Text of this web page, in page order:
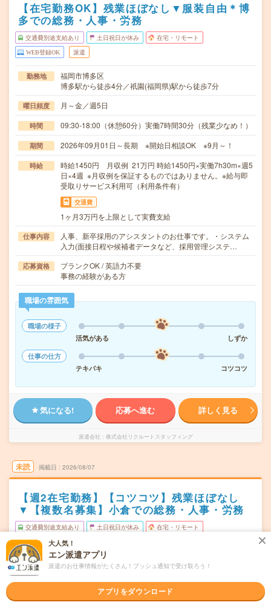
【在宅勤務OK】残業ほぼなし▼服装自由＊博
多での総務・人事・労務
交通費別途支給あり 土日祝日が休み 在宅・リモート
WEB登録OK 派遣
勤務地
福岡市博多区
博多駅から徒歩4分／祇園(福岡県)駅から徒歩7分
曜日頻度 月～金／週5日
時間 09:30-18:00（休憩60分）実働7時間30分（残業少なめ！）
期間 2026年09月01日～長期 ※開始日相談OK ※9月～！
時給
時給1450円 月収例 21万円 時給1450円×実働7h30m×週5
日×4週 ※月収例を保証するものではありません。※給与即
受取りサービス利用可（利用条件有）
交通費
1ヶ月3万円を上限として実費支給
仕事内容
人事、新卒採用のアシスタントのお仕事です。・システム
入力(面接日程や候補者データなど、採用管理システ…
応募資格
ブランクOK / 英語力不要
事務の経験がある方
職場の雰囲気
職場の様子
活気がある
しずか
仕事の仕方
テキパキ
コツコツ
気になる! 応募へ進む 詳しく見る
派遣会社 株式会社リクルートスタッフィング
未読 掲載日 2026/08/07
【週2在宅勤務】【コツコツ】残業ほぼなし
▼【複数名募集】小倉での総務・人事・労務
交通費別途支給あり 土日祝日が休み 在宅・リモート
WEB登録OK
勤務地
北九州市小倉北区
月～金／週4～5日の間で選択可 ※必ず勤務する曜日：月
大人気！
エン派遣アプリ
派遣のお仕事情報がたくさん！プッシュ通知で受け取ろう！
アプリをダウンロード